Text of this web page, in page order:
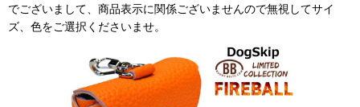
でございまして、商品表示に関係ございませんので無視してサイ
ズ、色をご選択くださいませ。